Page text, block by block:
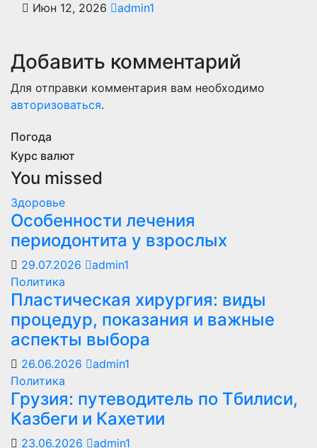
Июн 12, 2026 admin1
Добавить комментарий
Для отправки комментария вам необходимо
авторизоваться.
Погода
Курс валют
You missed
Здоровье
Особенности лечения
периодонтита у взрослых
29.07.2026
admin1
Политика
Пластическая хирургия: виды
процедур, показания и важные
аспекты выбора
26.06.2026
admin1
Политика
Грузия: путеводитель по Тбилиси,
Казбеги и Кахетии
23.06.2026 admin1